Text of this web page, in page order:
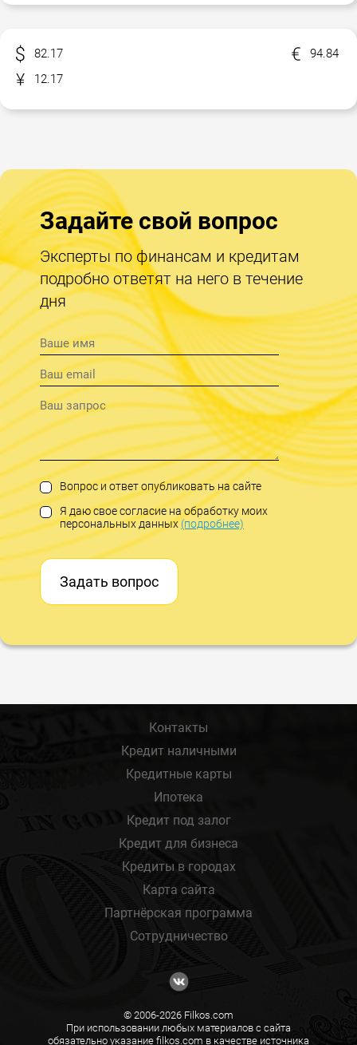
82.17
94.84
12.17
Задайте свой вопрос
Эксперты по финансам и кредитам
подробно ответят на него в течение
дня
Вопрос и ответ опубликовать на сайте
Я даю свое согласие на обработку моих
персональных данных(подробнее)
Задать вопрос
Контакты
Кредит наличными
Кредитные карты
Ипотека
Кредит под залог
Кредит для бизнеса
Кредиты в городах
Карта сайта
Партнёрская программа
Сотрудничество
© 2006-2026 Filkos.com
При использовании любых материалов с сайта
обязательно указание filkos.com в качестве источника